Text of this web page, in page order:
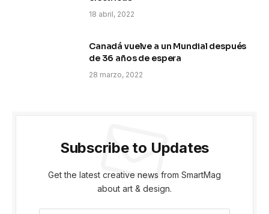
18 abril, 2022
Canadá vuelve a un Mundial después
de 36 años de espera
28 marzo, 2022
Subscribe to Updates
Get the latest creative news from SmartMag
about art & design.